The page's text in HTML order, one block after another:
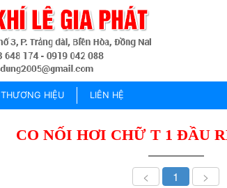
THƯƠNG HIỆU LIÊN HỆ
CO NỐI HƠI CHỮ T 1 ĐẦU
< 1 >